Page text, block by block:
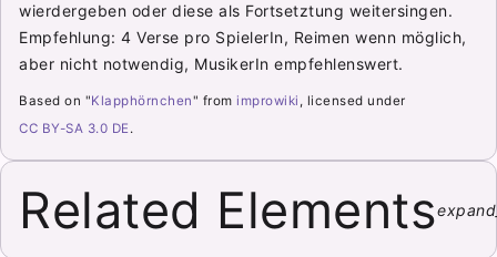
wierdergeben oder diese als Fortsetztung weitersingen.
Empfehlung: 4 Verse pro SpielerIn, Reimen wenn möglich,
aber nicht notwendig, MusikerIn empfehlenswert.
Based on "Klapphörnchen" from improwiki , licensed under
CC BY-SA 3.0 DE.
Related Elements